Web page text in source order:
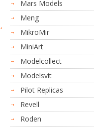
Mars Models
Meng
MikroMir
MiniArt
Modelcollect
Modelsvit
Pilot Replicas
Revell
Roden